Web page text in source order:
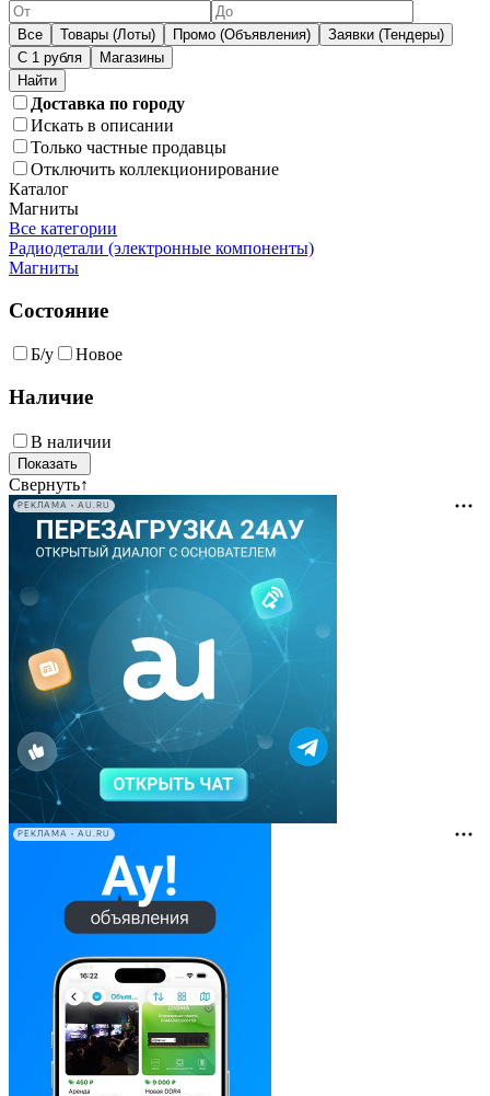
Все Товары (Лоты) Промо (Объявления)
Заявки (Тендеры)
С 1 рубля
Магазины
Доставка по городу
Искать в описании
Только частные продавцы
Отключить коллекционирование
Каталог
Магниты
Все категории
Радиодетали (электронные компоненты)
Магниты
Состояние
Б/у Новое
Наличие
В наличии
Свернуть↑
РЕКЛАМА • AU.RU
РЕКЛАМА • AU.RU